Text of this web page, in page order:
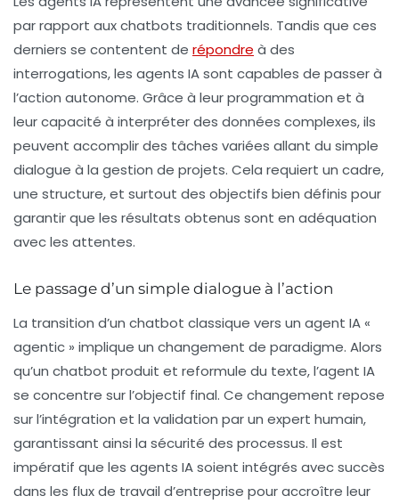
par rapport aux chatbots traditionnels. Tandis que ces
derniers se contentent de répondre à des
interrogations, les agents IA sont capables de passer à
l’action autonome. Grâce à leur programmation et à
leur capacité à interpréter des données complexes, ils
peuvent accomplir des tâches variées allant du simple
dialogue à la gestion de projets. Cela requiert un cadre,
une structure, et surtout des objectifs bien définis pour
garantir que les résultats obtenus sont en adéquation
avec les attentes.
Le passage d’un simple dialogue à l’action
La transition d’un chatbot classique vers un agent IA «
agentic » implique un changement de paradigme. Alors
qu’un chatbot produit et reformule du texte, l’agent IA
se concentre sur l’objectif final. Ce changement repose
sur l’intégration et la validation par un expert humain,
garantissant ainsi la sécurité des processus. Il est
impératif que les agents IA soient intégrés avec succès
dans les flux de travail d’entreprise pour accroître leur